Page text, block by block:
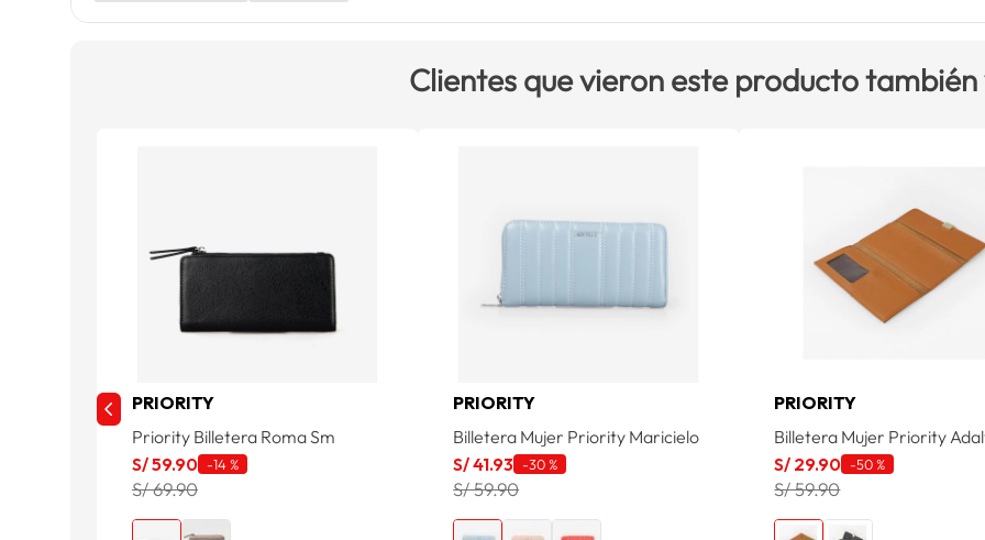
Clientes que vieron este producto
PRIORITY
Priority Billetera Roma Sm
S/59.90 -14 %
S/ 69.90
PRIORITY
Billetera Mujer Priority Maricielo
S/41.93 -30 %
S/ 59.90
PRIORITY
Billetera Mujer Priority
S/ 29.90 -50 %
S/ 59.90